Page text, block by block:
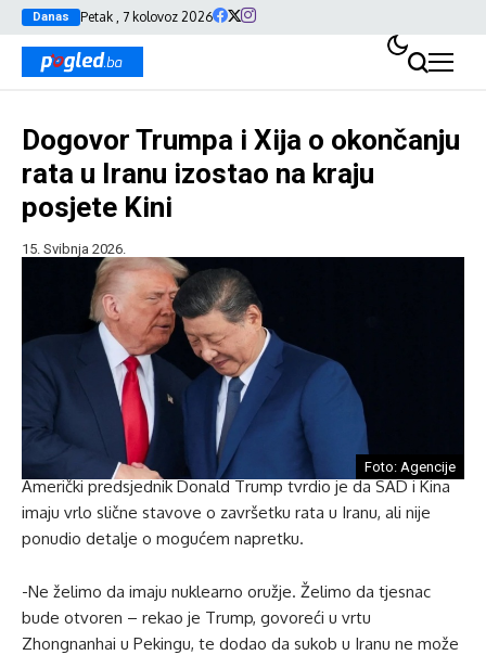
Danas Petak , 7 kolovoz 2026
Dogovor Trumpa i Xija o okončanju
rata u Iranu izostao na kraju
posjete Kini
15. Svibnja 2026.
Foto: Agencije
Američki predsjednik Donald Trump tvrdio je da SAD i Kina
imaju vrlo slične stavove o završetku rata u Iranu, ali nije
ponudio detalje o mogućem napretku.
-Ne želimo da imaju nuklearno oružje. Želimo da tjesnac
bude otvoren – rekao je Trump, govoreći u vrtu
Zhongnanhai u Pekingu, te dodao da sukob u Iranu ne može